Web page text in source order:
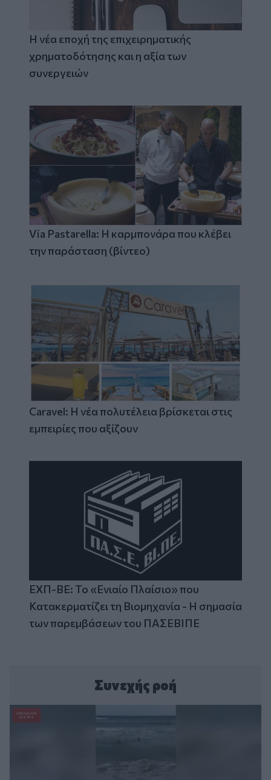
Η νέα εποχή της επιχειρηματικής
χρηματοδότησης και η αξία των
συνεργειών
Via Pastarella: Η καρμπονάρα που κλέβει
την παράσταση (βίντεο)
Caravel: Η νέα πολυτέλεια βρίσκεται στις
εμπειρίες που αξίζουν
ΕΧΠ-ΒΕ: Το «Ενιαίο Πλαίσιο» που
Κατακερματίζει τη Βιομηχανία - Η σημασία
των παρεμβάσεων του ΠΑΣΕΒΙΠΕ
Συνεχής ροή